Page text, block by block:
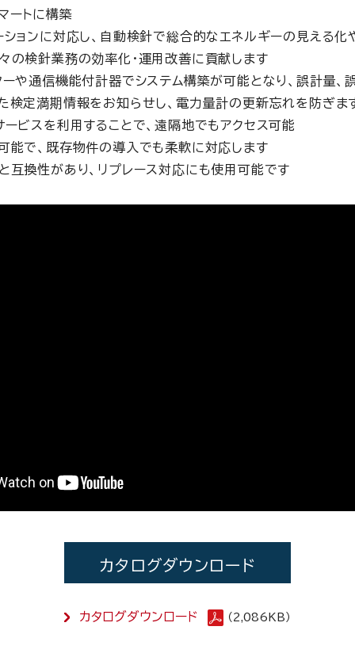
ートに構築
ションに対応し、自動検針で総合的なエネルギーの見える化
の検針業務の効率化・運用改善に貢献します
や通信機能付計器でシステム構築が可能となり、誤計量、
検定満期情報をお知らせし、電力量計の更新忘れを防ぎま
ビスを利用することで、遠隔地でもアクセス可能
能で、既存物件の導入でも柔軟に対応します
換性があり、リプレース対応にも使用可能です
カタログダウンロード
カタログダウンロード （2,086KB）